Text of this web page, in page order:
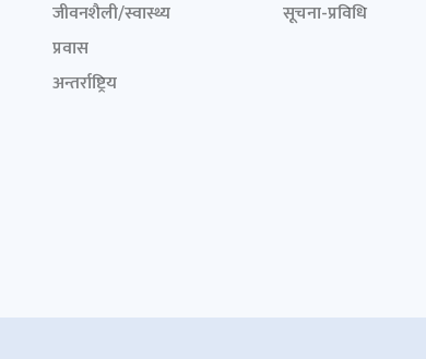
जीवनशैली/स्वास्थ्य
प्रवास
अन्तर्राष्ट्रिय
सूचना-प्रविधि